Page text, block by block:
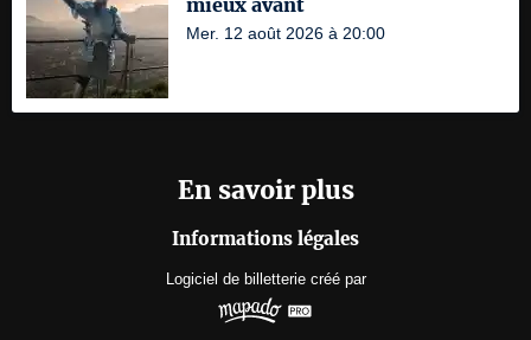
mieux avant
Mer. 12 août 2026 à 20:00
En savoir plus
Informations légales
Logiciel de billetterie créé par